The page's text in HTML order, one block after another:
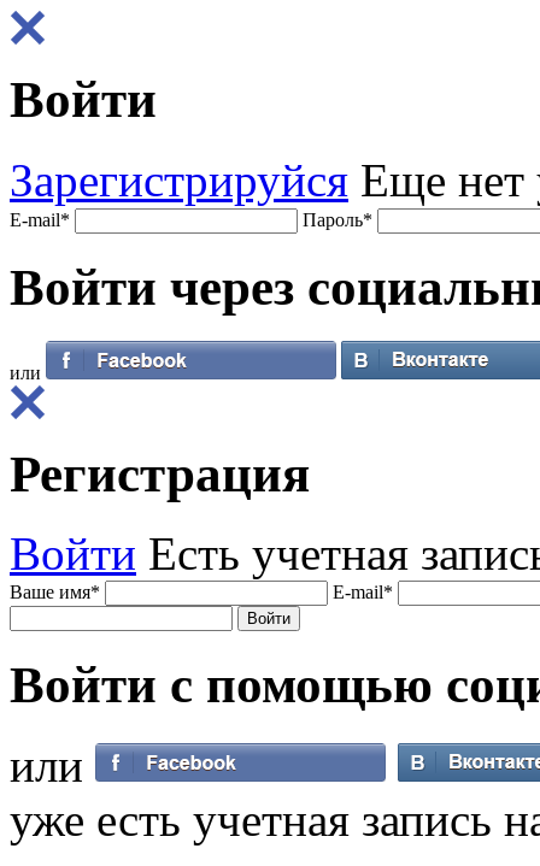
Войти
Зарегистрируйся Еще нет
E-mail* Пароль*
Войти через
или
Регистрация
Войти Есть учетная
Ваше имя* E-mail*
Войти с помощью
или
уже есть учетная запись